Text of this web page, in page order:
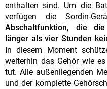
enthalten sind. Um die
verfügen die Sordin-
Abschaltfunktion, die
länger als vier Stunden
In diesem Moment
weiterhin das Gehör wie
tut. Alle außenliegenden
und der komplette